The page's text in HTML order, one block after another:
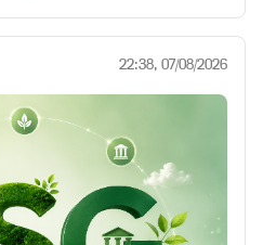
22:38, 07/08/2026